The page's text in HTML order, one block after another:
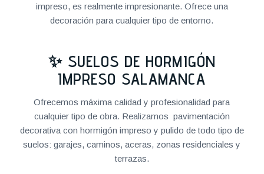
impreso, es realmente impresionante. Ofrece una
decoración para cualquier tipo de entorno.
✨ SUELOS DE HORMIGÓN
IMPRESO SALAMANCA
Ofrecemos máxima calidad y profesionalidad para
cualquier tipo de obra. Realizamos pavimentación
decorativa con hormigón impreso y pulido de todo tipo de
suelos: garajes, caminos, aceras, zonas residenciales y
terrazas.